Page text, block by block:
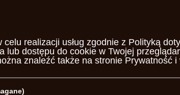
część
użytkowania
ponieważ umożliwia
otwierania lewaru.
usuwania gorącej
realizacji usług zgodnie z Polityką
lub dostępu do cookie w Twojej
znaleźć także na stronie Prywatność